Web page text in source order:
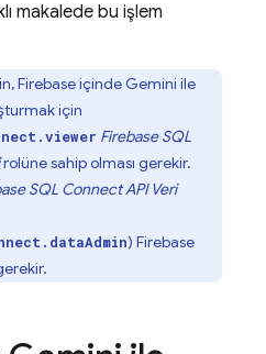
makalede bu işlem
Firebaseiçinde Gemini ile
için
Firebase SQL
rolüne sahip olması gerekir.
SQL ConnectAPI Veri
) Firebase